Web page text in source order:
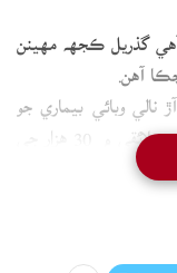
گذريل ڪجهه مهينن
آهن.
نالي وبائي بيماري جو
نه کنيا ويا ته ناياب